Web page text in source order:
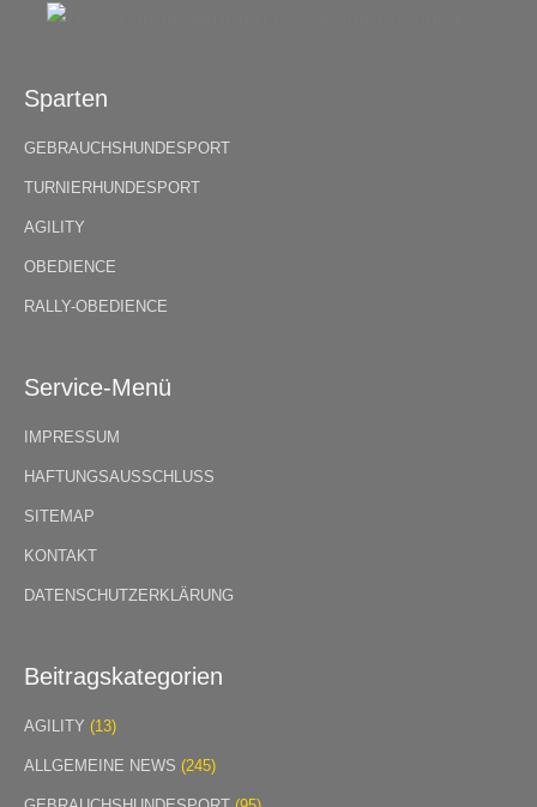
Sparten
GEBRAUCHSHUNDESPORT
TURNIERHUNDESPORT
AGILITY
OBEDIENCE
RALLY-OBEDIENCE
Service-Menü
IMPRESSUM
HAFTUNGSAUSSCHLUSS
SITEMAP
KONTAKT
DATENSCHUTZERKLÄRUNG
Beitragskategorien
AGILITY (13)
ALLGEMEINE NEWS (245)